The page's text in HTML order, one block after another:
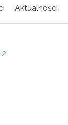
Aktualności